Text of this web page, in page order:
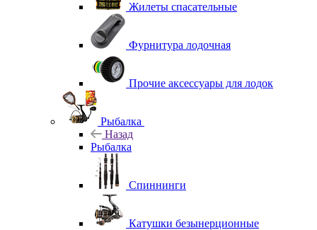
Жилеты спасательные
Фурнитура лодочная
Прочие аксессуары для лодок
Рыбалка
Назад
Рыбалка
Спиннинги
Катушки безынерционные